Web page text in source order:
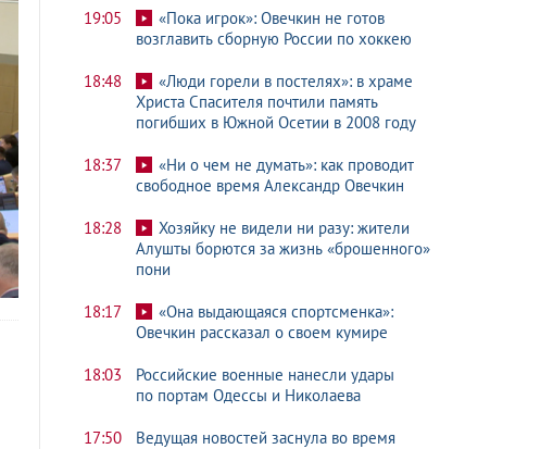
19:05
«Пока игрок»: Овечкин не готов
возглавить сборную России по хоккею
18:48
«Люди горели в постелях»: в храме
Христа Спасителя почтили память
погибших в Южной Осетии в 2008 году
18:37
«Ни о чем не думать»: как проводит
свободное время Александр Овечкин
18:28
Хозяйку не видели ни разу: жители
Алушты борются за жизнь «брошенного»
пони
18:17
«Она выдающаяся спортсменка»:
Овечкин рассказал о своем кумире
18:03
Российские военные нанесли удары
по портам Одессы и Николаева
17:50
Ведущая новостей заснула во время